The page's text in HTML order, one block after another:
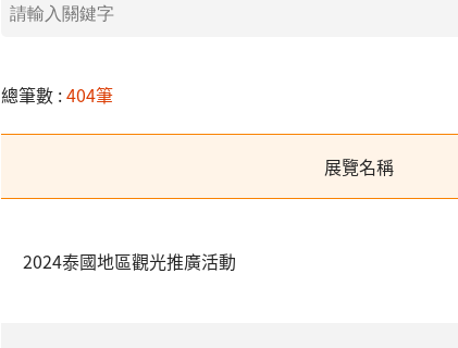
總筆數 :404筆
展覽名稱
2024泰國地區觀光推廣活動